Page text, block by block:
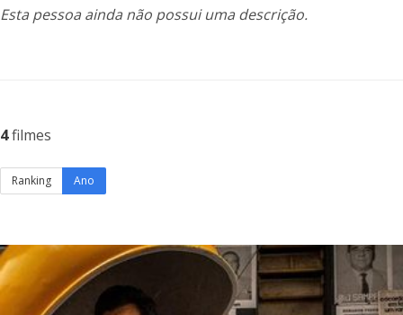
Esta pessoa ainda não possui uma descrição.
4filmes
Ranking Ano